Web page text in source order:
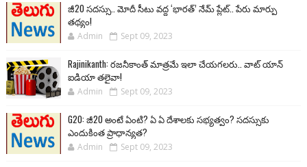
జీ20 సదస్సు.. మోదీ సీటు వద్ద ‘భారత్’ నేమ్ ప్లేట్‌.. పేరు మార్పు
తథ్యం!
Admin Sept 09, 2023
Rajinikanth: రజనీకాంత్ మాత్రమే ఇలా చేయగలరు.. వాట్ యాన్
ఐడియా తలైవా!
Admin Sept 09, 2023
G20: జీ20 అంటే ఏంటి? ఏ ఏ దేశాలకు సభ్యత్వం? సదస్సుకు
ఎందుకింత ప్రాధాన్యత?
Admin Sept 09, 2023